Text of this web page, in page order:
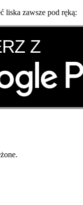
liska zawsze pod ręką: